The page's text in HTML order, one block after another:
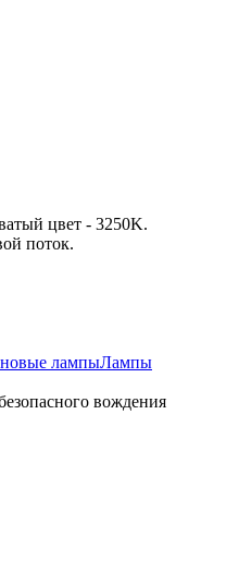
цвет - 3250K.
поток.
лампыЛампы
вождения